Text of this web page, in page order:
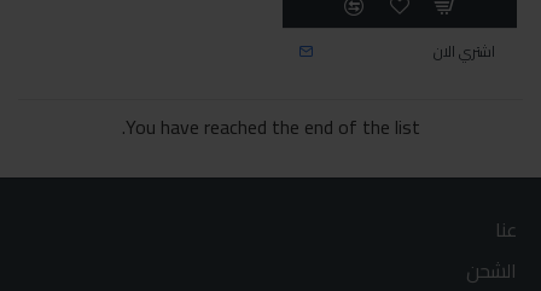
اشتري الان
You have reached the end of the list.
عنا
الشحن